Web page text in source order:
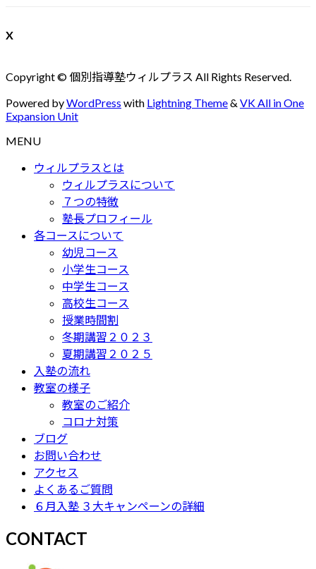
X
Copyright © 個別指導塾ウィルプラス All Rights Reserved.
Powered byWordPress with Lightning Theme& VK All in One
Expansion Unit
MENU
ウィルプラスとは
ウィルプラスについて
７つの特徴
塾長プロフィール
各コースについて
幼児コース
小学生コース
中学生コース
高校生コース
授業時間割
冬期講習２０２３
夏期講習２０２５
入塾の流れ
教室の様子
教室のご紹介
コロナ対策
ブログ
お問い合わせ
アクセス
よくあるご質問
６月入塾 ３大キャンペーンの詳細
CONTACT